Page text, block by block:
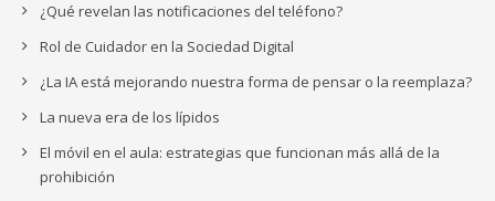
¿Qué revelan las notificaciones del teléfono?
Rol de Cuidador en la Sociedad Digital
¿La IA está mejorando nuestra forma de pensar o la reemplaza?
La nueva era de los lípidos
El móvil en el aula: estrategias que funcionan más allá de la
prohibición